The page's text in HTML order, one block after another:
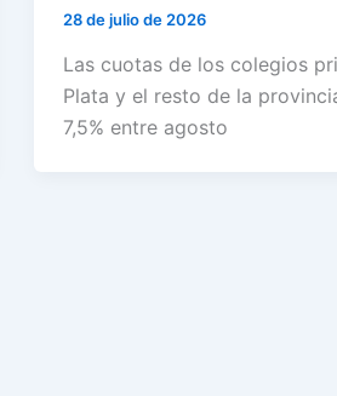
28 de julio de 2026
Las cuotas de los colegios
Plata y el resto de la
7,5% entre agosto